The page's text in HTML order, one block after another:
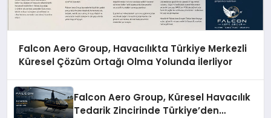
Falcon Aero Group, Havacılıkta Türkiye Merkezli
Küresel Çözüm Ortağı Olma Yolunda İlerliyor
Falcon Aero Group, Küresel Havacılık
Tedarik Zincirinde Türkiye’den